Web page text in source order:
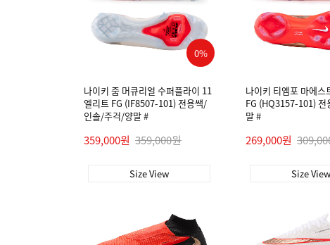
0%
나이키 줌 머큐리얼 수퍼플라이 11
엘리트 FG (IF8507-101) 전용쌕/
인솔/주걱/양말 #
359,000원 359,000원
Size View
나이키 티엠포 마에스
FG (HQ3157-101)
말 #
269,000원
Size View